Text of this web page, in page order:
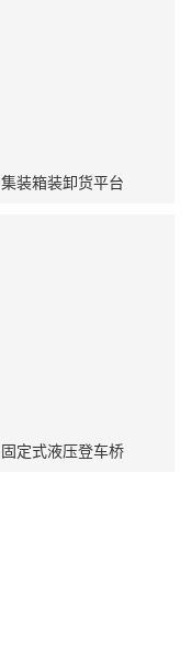
集装箱装卸货平台
固定式液压登车桥